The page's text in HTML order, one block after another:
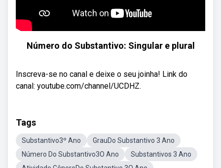
Número do Substantivo: Singular e plural
Inscreva-se no canal e deixe o seu joinha! Link do
canal: youtube.com/channel/UCDHZ.
Tags
Substantivo3º Ano
GrauDo Substantivo 3 Ano
Número Do Substantivo3O Ano
Substantivos 3 Ano